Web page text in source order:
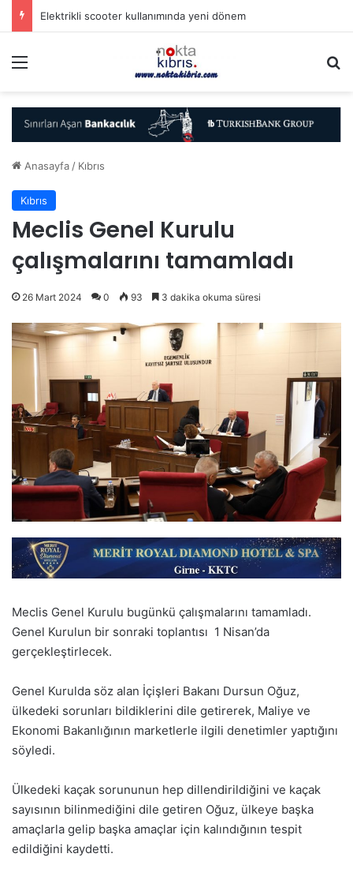
Elektrikli scooter kullanımında yeni dönem
Anasayfa / Kıbrıs
Kıbrıs
Meclis Genel Kurulu
çalışmalarını tamamladı
26 Mart 2024 0 93 3 dakika okuma süresi
Meclis Genel Kurulu bugünkü çalışmalarını tamamladı.
Genel Kurulun bir sonraki toplantısı 1 Nisan’da
gerçekleştirlecek.
Genel Kurulda söz alan İçişleri Bakanı Dursun Oğuz,
ülkedeki sorunları bildiklerini dile getirerek, Maliye ve
Ekonomi Bakanlığının marketlerle ilgili denetimler yaptığını
söyledi.
Ülkedeki kaçak sorununun hep dillendirildiğini ve kaçak
sayısının bilinmediğini dile getiren Oğuz, ülkeye başka
amaçlarla gelip başka amaçlar için kalındığının tespit
edildiğini kaydetti.